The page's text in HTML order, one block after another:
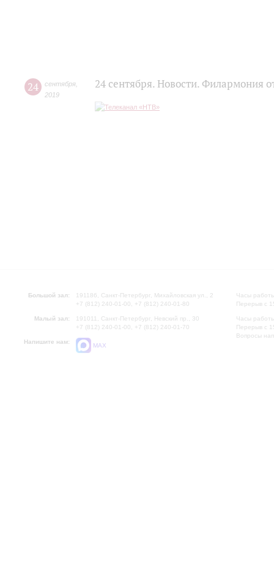
24 сентября
2019
24 сентября. Новости. Филармония
Большой зал:
191186, Санкт-Петербург, Михайловская ул., 2
+7 (812) 240-01-00, +7 (812) 240-01-80
Малый зал:
191011, Санкт-Петербург, Невский пр., 30
+7 (812) 240-01-00, +7 (812) 240-01-70
Напишите нам:
MAX
Часы
Перерыв с
Часы
Перерыв с
Вопросы